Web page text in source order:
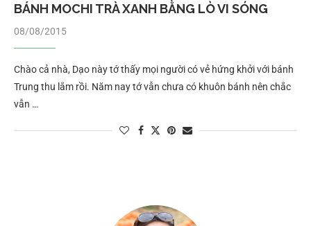
BÁNH MOCHI TRÀ XANH BẰNG LÒ VI SÓNG
08/08/2015
Chào cả nhà, Dạo này tớ thấy mọi người có vẻ hứng khởi với bánh
Trung thu lắm rồi. Năm nay tớ vẫn chưa có khuôn bánh nên chắc
vẫn …